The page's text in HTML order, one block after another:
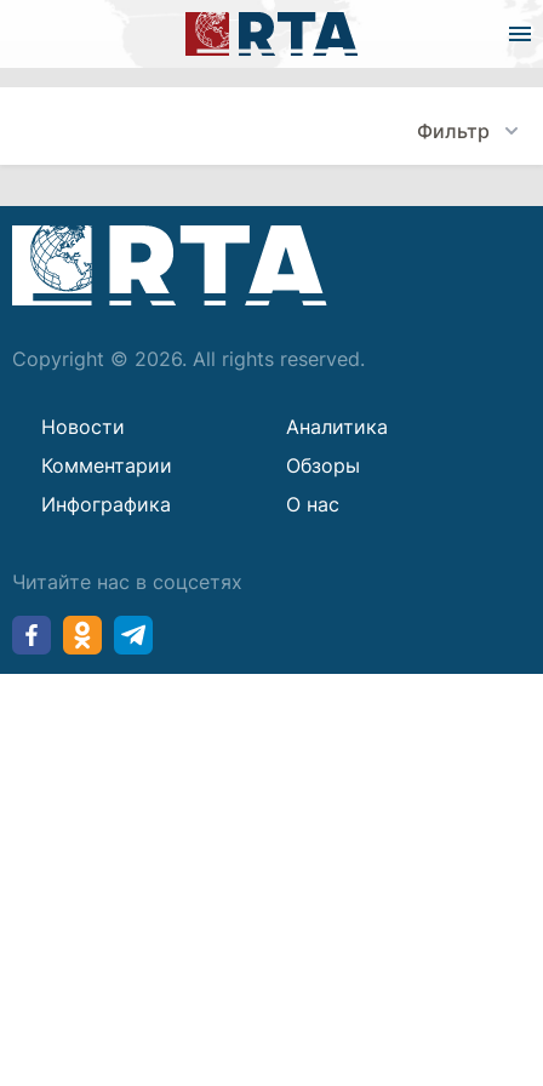
Фильтр
Copyright © 2026. All rights reserved.
Новости
Аналитика
Комментарии
Обзоры
Инфографика
О нас
Читайте нас в соцсетях